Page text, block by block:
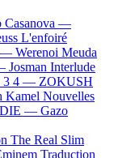
Casanova —
L'enfoiré
— Werenoi Meuda
Josman Interlude
3 4 — ZOKUSH
Kamel Nouvelles
DIE — Gazo
The Real Slim
Traduction